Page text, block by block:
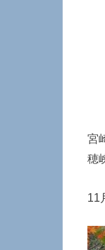
宮
穂
11